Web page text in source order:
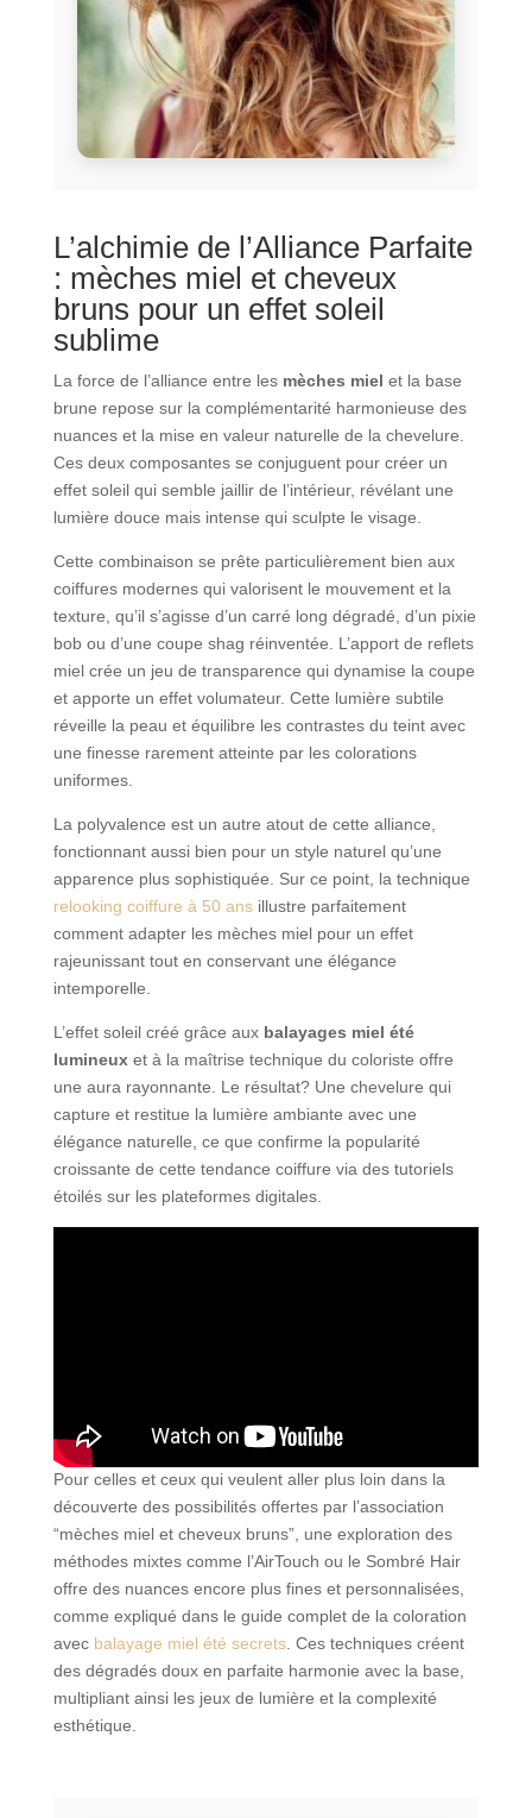
L’alchimie de l’Alliance Parfaite
: mèches miel et cheveux
bruns pour un effet soleil
sublime
La force de l’alliance entre les mèches miel et la base
brune repose sur la complémentarité harmonieuse des
nuances et la mise en valeur naturelle de la chevelure.
Ces deux composantes se conjuguent pour créer un
effet soleil qui semble jaillir de l’intérieur, révélant une
lumière douce mais intense qui sculpte le visage.
Cette combinaison se prête particulièrement bien aux
coiffures modernes qui valorisent le mouvement et la
texture, qu’il s’agisse d’un carré long dégradé, d’un pixie
bob ou d’une coupe shag réinventée. L’apport de reflets
miel crée un jeu de transparence qui dynamise la coupe
et apporte un effet volumateur. Cette lumière subtile
réveille la peau et équilibre les contrastes du teint avec
une finesse rarement atteinte par les colorations
uniformes.
La polyvalence est un autre atout de cette alliance,
fonctionnant aussi bien pour un style naturel qu’une
apparence plus sophistiquée. Sur ce point, la technique
relooking coiffure à 50 ansillustre parfaitement
comment adapter les mèches miel pour un effet
rajeunissant tout en conservant une élégance
intemporelle.
L’effet soleil créé grâce aux balayages miel été
lumineuxet à la maîtrise technique du coloriste offre
une aura rayonnante. Le résultat? Une chevelure qui
capture et restitue la lumière ambiante avec une
élégance naturelle, ce que confirme la popularité
croissante de cette tendance coiffure via des tutoriels
étoilés sur les plateformes digitales.
Pour celles et ceux qui veulent aller plus loin dans la
découverte des possibilités offertes par l’association
“mèches miel et cheveux bruns”, une exploration des
méthodes mixtes comme l’AirTouch ou le Sombré Hair
offre des nuances encore plus fines et personnalisées,
comme expliqué dans le guide complet de la coloration
avec balayage miel été secrets. Ces techniques créent
des dégradés doux en parfaite harmonie avec la base,
multipliant ainsi les jeux de lumière et la complexité
esthétique.